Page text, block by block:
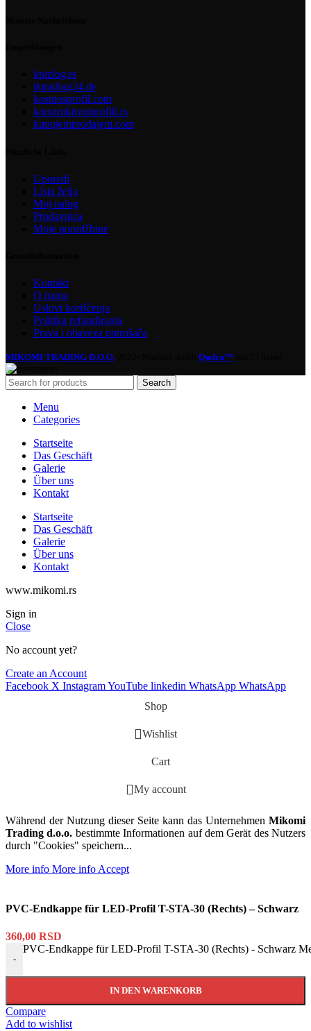
kpizlog.rs
tktrading24.de
kosmosprofil.com
konstruktivniprofili.rs
kupujemprodajem.com
Uporedi
Lista želja
Moj nalog
Prodavnica
Moje porudžbine
Kontakt
O nama
Uslovi korišćenja
Politika refundiranja
Prava i obaveza potrošača
MIKOMI TRADING D.O.O. Qudra™
Search
Menu
Categories
Startseite
Das Geschäft
Galerie
Über uns
Kontakt
Startseite
Das Geschäft
Galerie
Über uns
Kontakt
www.mikomi.rs
Sign in
Close
No account yet?
Create an Account
Facebook X InstagramYouTube linkedin WhatsApp WhatsApp
Shop
Wishlist
Cart
My account
Während der Nutzung dieser Seite kann das Unternehmen Mikomi
Trading d.o.o. bestimmte Informationen auf dem Gerät des Nutzers
durch "Cookies" speichern...
More info More info Accept
PVC-Endkappe für LED-Profil T-STA-30 (Rechts) – Schwarz
360,00 RSD
-
PVC-Endkappe für LED-Profil T-STA-30 (Rechts) - Schwarz
IN DEN WARENKORB
Compare
Add to wishlist